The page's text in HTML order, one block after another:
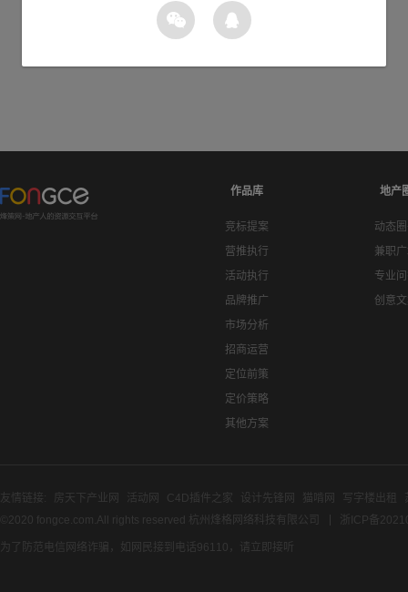
作品库
竞标提案
营推执行
活动执行
品牌推广
市场分析
招商运营
定位前策
定价策略
其他方案
地产
动态
兼职
专业
创意
友情链接: 房天下产业网 活动网 C4D插件之家 设计先锋网 猫啃网 写字楼出租
©2020 fongce.com.All rights reserved 杭州烽格网络科技有限公司
浙ICP备
为了防范电信网络诈骗，如网民接到电话96110，请立即接听